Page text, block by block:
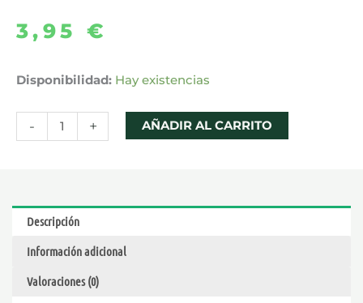
3,95 €
Disponibilidad: Hay existencias
-
CARTUCHO
PNP
2
VOOPOO
cantidad
+ AÑADIR AL CARRITO
Descripción
Información adicional
Valoraciones (0)